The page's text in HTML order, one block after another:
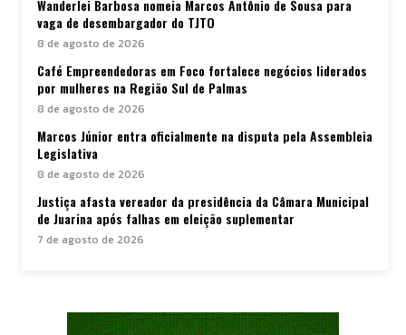
Wanderlei Barbosa nomeia Marcos Antônio de Sousa para
vaga de desembargador do TJTO
8 de agosto de 2026
Café Empreendedoras em Foco fortalece negócios liderados
por mulheres na Região Sul de Palmas
8 de agosto de 2026
Marcos Júnior entra oficialmente na disputa pela Assembleia
Legislativa
8 de agosto de 2026
Justiça afasta vereador da presidência da Câmara Municipal
de Juarina após falhas em eleição suplementar
7 de agosto de 2026